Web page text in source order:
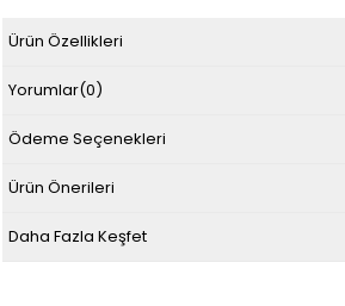
Ürün Özellikleri
Yorumlar(0)
Ödeme Seçenekleri
Ürün Önerileri
Daha Fazla Keşfet